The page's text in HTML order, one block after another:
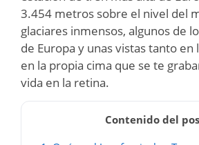
3.454 metros sobre el nivel del
glaciares inmensos, algunos de
de Europa y unas vistas tanto en
en la propia cima que se te
vida en la retina.
Contenido del